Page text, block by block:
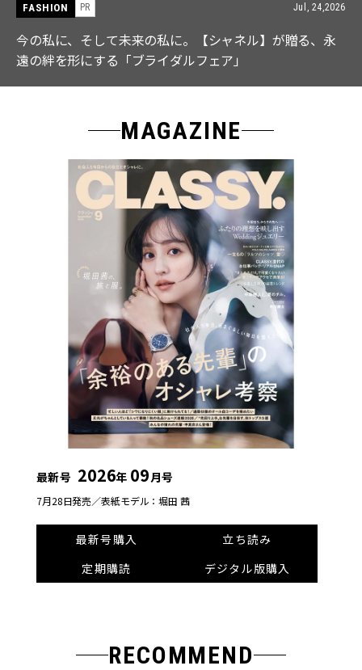
FASHION PR Jul, 15,2026
【ICB】人気インフルエンサーと共同制作! 週5で着たく
なる「名品ブラウス」２選
MAGAZINE
最新号 2026年 09月号
7月28日発売／表紙モデル：堀田 茜
最新号購入
立ち読み
定期購読
デジタル版購入
RECOMMEND